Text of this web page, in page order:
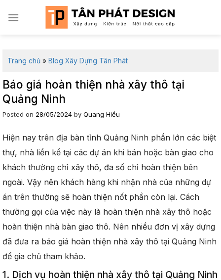
Trang chủ » Blog Xây Dựng Tân Phát
Báo giá hoàn thiện nhà xây thô tại
Quảng Ninh
Posted on 28/05/2024 by Quang Hiếu
Hiện nay trên địa bàn tỉnh Quảng Ninh phần lớn các biệt
thự, nhà liền kề tại các dự án khi bán hoặc bàn giao cho
khách thường chỉ xây thô, đa số chỉ hoàn thiện bên
ngoài. Vậy nên khách hàng khi nhận nhà của những dự
án trên thường sẽ hoàn thiện nốt phần còn lại. Cách
thường gọi của việc này là hoàn thiện nhà xây thô hoặc
hoàn thiện nhà bàn giao thô. Nên nhiều đơn vị xây dựng
đã đưa ra báo giá hoàn thiện nhà xây thô tại Quảng Ninh
để gia chủ tham khảo.
1. Dịch vụ hoàn thiện nhà xây thô tại Quảng Ninh